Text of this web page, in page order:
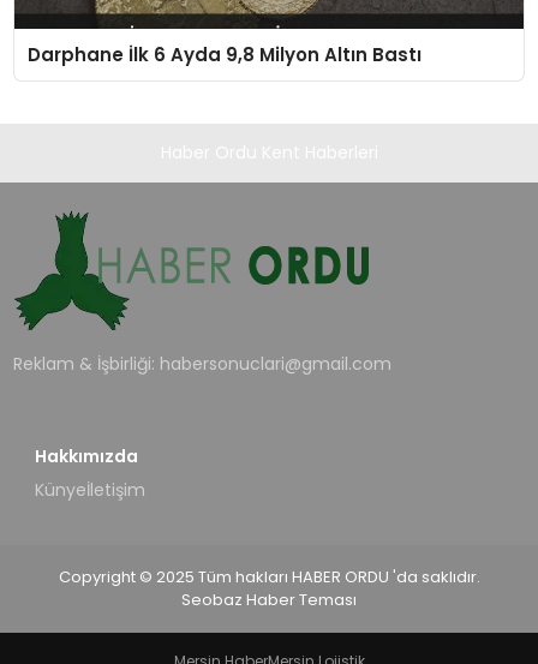
Darphane İlk 6 Ayda 9,8 Milyon Altın Bastı
Reklam & İşbirliği: habersonuclari@gmail.com
Hakkımızda
Künyeİletişim
Copyright © 2025 Tüm hakları HABER ORDU 'da saklıdır.
Seobaz Haber Teması